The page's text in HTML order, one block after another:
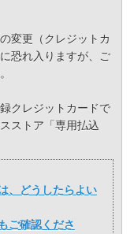
変更（クレジットカ
恐れ入りますが、ご
クレジットカードで
ストア「専用払込
、どうしたらよい
ご確認くださ